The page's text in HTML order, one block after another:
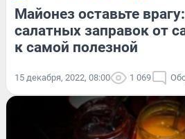
Майонез оставьте
салатных заправок от
к самой полезной
15 декабря, 2022, 08:00 1 069